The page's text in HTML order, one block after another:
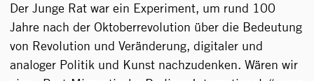
Der Junge Rat war ein Experiment, um rund 100
Jahre nach der Oktoberrevolution über die Bedeutung
von Revolution und Veränderung, digitaler und
analoger Politik und Kunst nachzudenken. Wären wir